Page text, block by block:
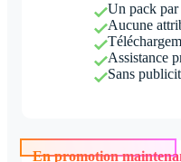
Un pack par
Aucune
Assistance
Sans
En promotion maintenant !